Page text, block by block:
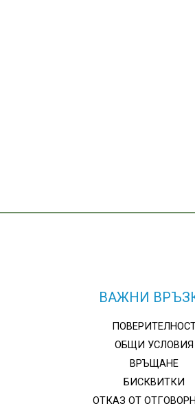
ВАЖНИ
ОБЩИ УСЛОВИЯ
ВРЪЩАНЕ
БИСКВИТКИ
ОТКАЗ ОТ